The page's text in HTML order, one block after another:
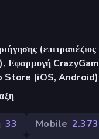
(επιτραπέζιος
Εφαρμογή
Store (iOS, Android)
33 Mobile 2.373